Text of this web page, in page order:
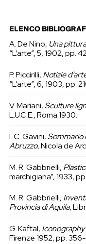
ELENCO
A. De Nino, Una
“L’arte”, 5, 1902, pp.
P. Piccirilli, Notizie
“L’arte”, 6, 1903, pp.
V. Mariani, Sculture
L.U.C.E., Roma 1930.
I. C. Gavini, Sommario
Abruzzo, Nicola de
M. R. Gabbrielli,
marchigiana”, 1933,
M. R. Gabbrielli,
Provincia di Aquila,
G. Kaftal,
Firenze 1952, pp.